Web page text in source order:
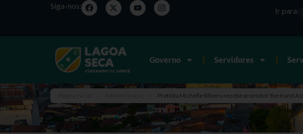
Siga-nos:
Ir para:
Governo Servidores
Prefeita Michelle Ribeiro recebe promotor Bertrand